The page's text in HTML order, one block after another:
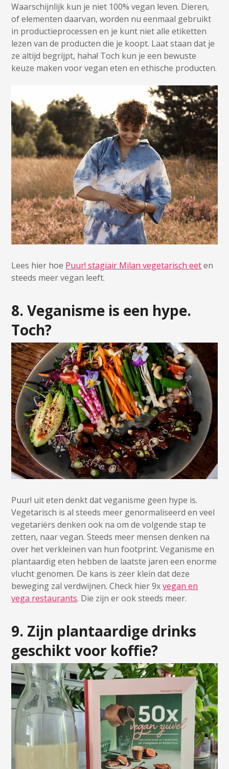
Waarschijnlijk kun je niet 100% vegan leven. Dieren,
of elementen daarvan, worden nu eenmaal gebruikt
in productieprocessen en je kunt niet alle etiketten
lezen van de producten die je koopt. Laat staan dat je
ze altijd begrijpt, haha! Toch kun je een bewuste
keuze maken voor vegan eten en ethische producten.
Lees hier hoe Puur! stagiair Milan vegetarisch eeten
steeds meer vegan leeft.
8. Veganisme is een hype.
Toch?
Puur! uit eten denkt dat veganisme geen hype is.
Vegetarisch is al steeds meer genormaliseerd en veel
vegetariërs denken ook na om de volgende stap te
zetten, naar vegan. Steeds meer mensen denken na
over het verkleinen van hun footprint. Veganisme en
plantaardig eten hebben de laatste jaren een enorme
vlucht genomen. De kans is zeer klein dat deze
beweging zal verdwijnen. Check hier 9xvegan en
vega restaurants. Die zijn er ook steeds meer.
9. Zijn plantaardige drinks
geschikt voor koffie?